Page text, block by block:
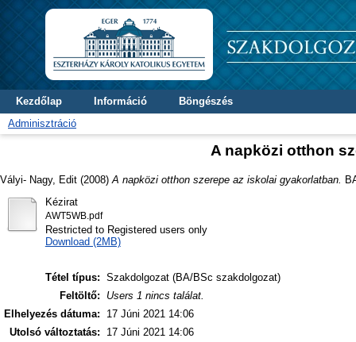
Kezdőlap Információ
Böngészés
Adminisztráció
A napközi otthon
Vályi- Nagy, Edit (2008) A napközi otthon szerepe az iskolai gyakorlatban.
Kézirat
AWT5WB.pdf
Restricted to Registered users only
Download (2MB)
Tétel típus: Szakdolgozat (BA/BSc szakdolgozat)
Feltöltő:
Users 1 nincs találat.
Elhelyezés dátuma:
17 Júni 2021 14:06
Utolsó változtatás:
17 Júni 2021 14:06